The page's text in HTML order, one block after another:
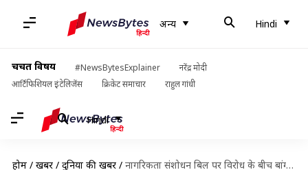
अन्य Hindi
चर्चित विषय #NewsBytesExplainer
नरेंद्र मोदी
आर्टिफिशियल इंटेलिजेंस
क्रिकेट समाचार राहुल गांधी
Hindi
होम / खबरें / दुनिया की खबरें / नागरिकता संशोधन बिल पर विरोध के बीच बांग्लादेश के विदेश मंत्री ने रद्द की भारत यात्रा